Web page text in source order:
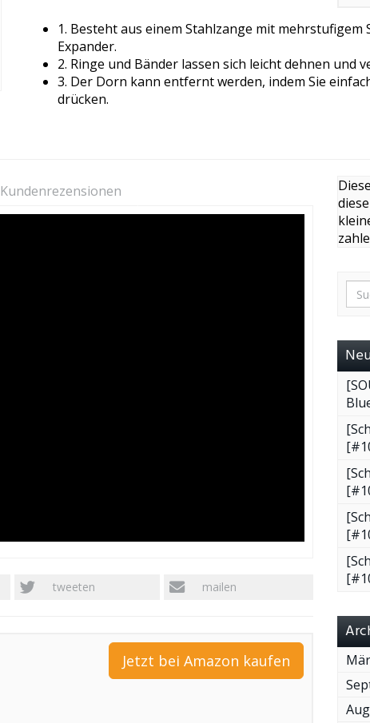
1. Besteht aus einem Stahlzange mit
Expander.
2. Ringe und Bänder lassen sich leicht dehnen und
3. Der Dorn kann entfernt werden, indem Sie
drücken.
Kundenrezensionen
tweeten mailen
Jetzt bei Amazon kaufen